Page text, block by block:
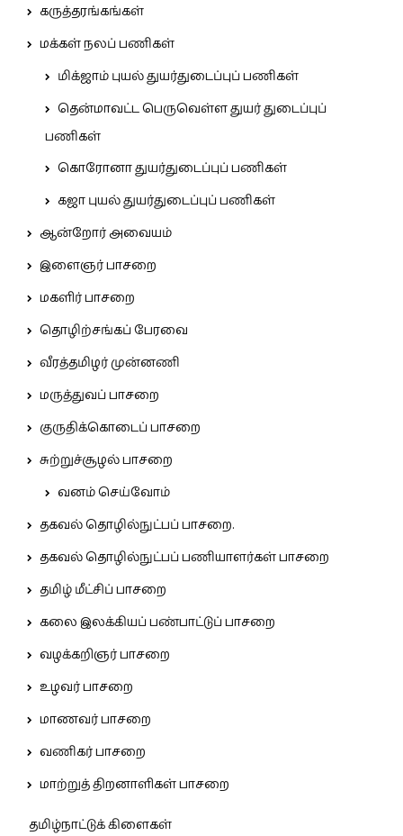
கருத்தரங்கங்கள்
மக்கள் நலப் பணிகள்
மிக்ஜாம் புயல் துயர்துடைப்புப் பணிகள்
தென்மாவட்ட பெருவெள்ள துயர் துடைப்புப்
பணிகள்
கொரோனா துயர்துடைப்புப் பணிகள்
கஜா புயல் துயர்துடைப்புப் பணிகள்
ஆன்றோர் அவையம்
இளைஞர் பாசறை
மகளிர் பாசறை
தொழிற்சங்கப் பேரவை
வீரத்தமிழர் முன்னணி
மருத்துவப் பாசறை
குருதிக்கொடைப் பாசறை
சுற்றுச்சூழல் பாசறை
வனம் செய்வோம்
தகவல் தொழில்நுட்பப் பாசறை.
தகவல் தொழில்நுட்பப் பணியாளர்கள் பாசறை
தமிழ் மீட்சிப் பாசறை
கலை இலக்கியப் பண்பாட்டுப் பாசறை
வழக்கறிஞர் பாசறை
உழவர் பாசறை
மாணவர் பாசறை
வணிகர் பாசறை
மாற்றுத் திறனாளிகள் பாசறை
தமிழ்நாட்டுக் கிளைகள்